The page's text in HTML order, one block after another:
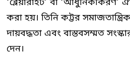
‘ব্লেয়ারাইট’ বা ‘আধুনিকীকরণ’
করা হয়। তিনি কট্টর
দায়বদ্ধতা এবং বাস্তবসম্মত
দেন।